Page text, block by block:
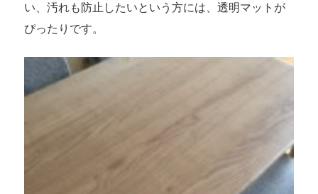
い、汚れも防止したいという方には、透明マットが
ぴったりです。